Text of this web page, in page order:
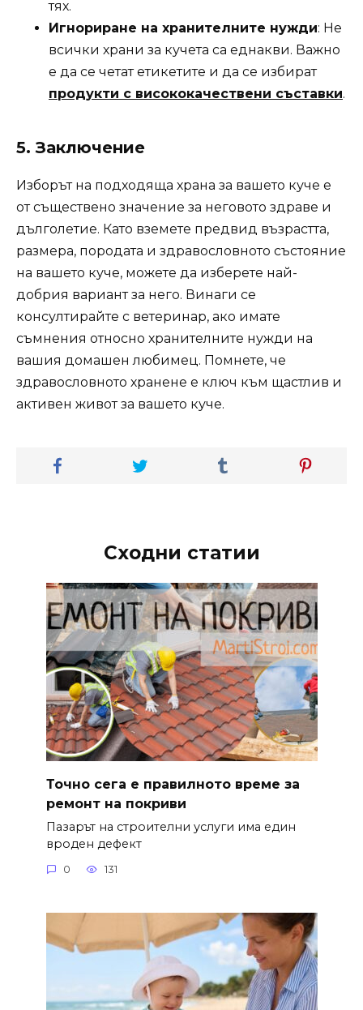
тях.
Игнориране на хранителните нужди: Не
всички храни за кучета са еднакви. Важно
е да се четат етикетите и да се избират
продукти с висококачествени съставки.
5.Заключение
Изборът на подходяща храна за вашето куче е
от съществено значение за неговото здраве и
дълголетие. Като вземете предвид възрастта,
размера, породата и здравословното състояние
на вашето куче, можете да изберете най-
добрия вариант за него. Винаги се
консултирайте с ветеринар, ако имате
съмнения относно хранителните нужди на
вашия домашен любимец. Помнете, че
здравословното хранене е ключ към щастлив и
активен живот за вашето куче.
Сходни статии
Точно сега е правилното време за
ремонт на покриви
Пазарът на строителни услуги има един
вроден дефект
0 131